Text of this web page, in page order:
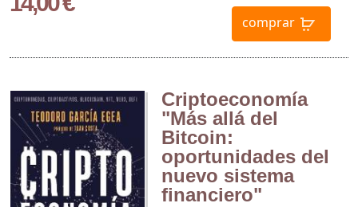
comprar
Criptoeconomía
"Más allá del
Bitcoin:
oportunidades del
nuevo sistema
financiero"